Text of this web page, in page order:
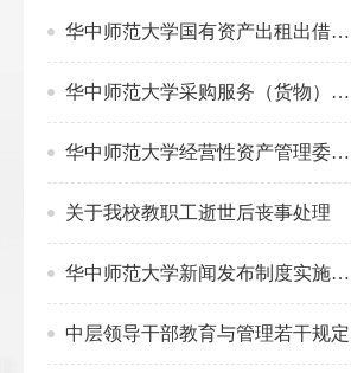
华中师范大学国有资产出租出借管理办法
华中师范大学采购服务（货物）类“一采X年、每年一签”项目办理暂行规定​
华中师范大学经营性资产管理委员会议事规则
关于我校教职工逝世后丧事处理
华中师范大学新闻发布制度实施办法
中层领导干部教育与管理若干规定